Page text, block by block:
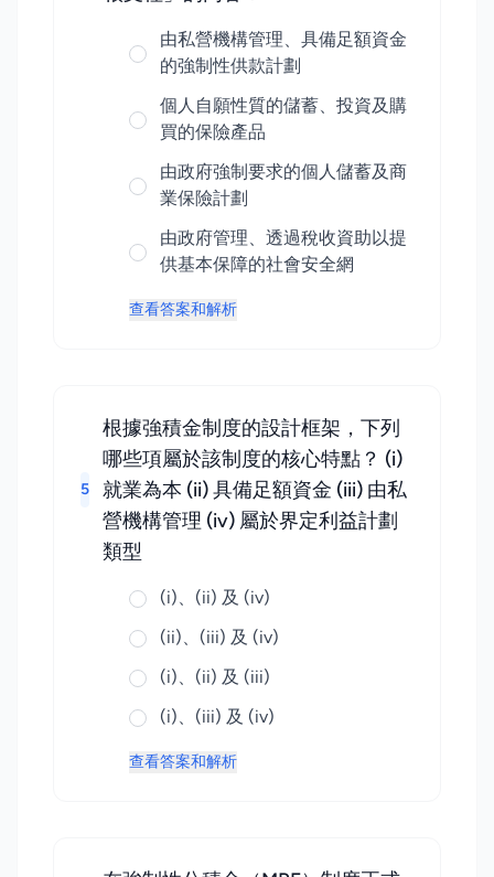
由私營機構管理、具備足額資金
的強制性供款計劃
個人自願性質的儲蓄、投資及購
買的保險產品
由政府強制要求的個人儲蓄及商
業保險計劃
由政府管理、透過稅收資助以提
供基本保障的社會安全網
查看答案和解析
5
根據強積金制度的設計框架，下列
哪些項屬於該制度的核心特點？ (i)
就業為本 (ii) 具備足額資金 (iii) 由私
營機構管理 (iv) 屬於界定利益計劃
類型
(i)、(ii) 及 (iv)
(ii)、(iii) 及 (iv)
(i)、(ii) 及 (iii)
(i)、(iii) 及 (iv)
查看答案和解析